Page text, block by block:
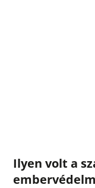
Ilyen volt a